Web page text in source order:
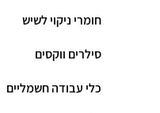
חומרי ניקוי לשיש
סילרים ווקסים
כלי עבודה חשמליים